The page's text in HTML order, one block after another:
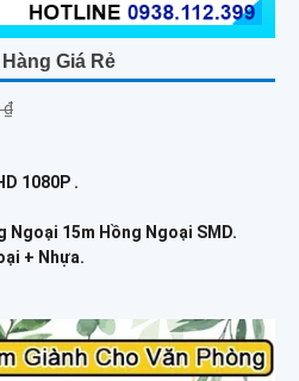
Giá Rẻ
₫
1080P .
Ngoại 15m Hồng Ngoại SMD.
+ Nhựa.